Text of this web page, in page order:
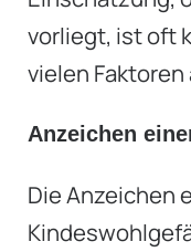
vorliegt, ist oft
vielen Faktoren
Anzeichen
Die Anzeichen